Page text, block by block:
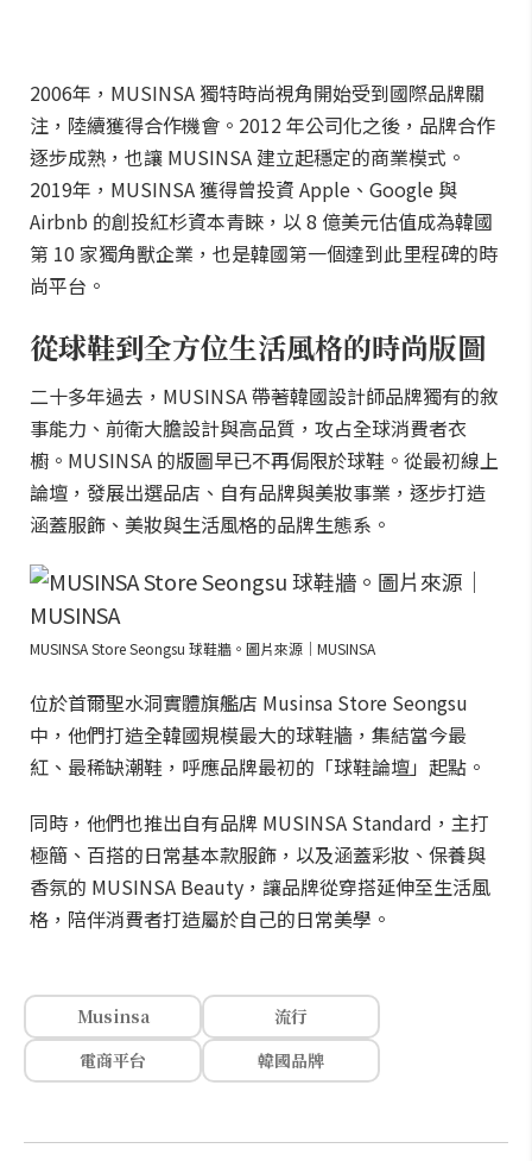
2006年，MUSINSA 獨特時尚視角開始受到國際品牌關
注，陸續獲得合作機會。2012 年公司化之後，品牌合作
逐步成熟，也讓 MUSINSA 建立起穩定的商業模式。
2019年，MUSINSA 獲得曾投資 Apple、Google 與
Airbnb 的創投紅杉資本青睞，以 8 億美元估值成為韓國
第 10 家獨角獸企業，也是韓國第一個達到此里程碑的時
尚平台。
從球鞋到全方位生活風格的時尚版圖
二十多年過去，MUSINSA 帶著韓國設計師品牌獨有的敘
事能力、前衛大膽設計與高品質，攻占全球消費者衣
櫥。MUSINSA 的版圖早已不再侷限於球鞋。從最初線上
論壇，發展出選品店、自有品牌與美妝事業，逐步打造
涵蓋服飾、美妝與生活風格的品牌生態系。
MUSINSA Store Seongsu 球鞋牆。圖片來源｜MUSINSA
位於首爾聖水洞實體旗艦店 Musinsa Store Seongsu
中，他們打造全韓國規模最大的球鞋牆，集結當今最
紅、最稀缺潮鞋，呼應品牌最初的「球鞋論壇」起點。
同時，他們也推出自有品牌 MUSINSA Standard，主打
極簡、百搭的日常基本款服飾，以及涵蓋彩妝、保養與
香氛的 MUSINSA Beauty，讓品牌從穿搭延伸至生活風
格，陪伴消費者打造屬於自己的日常美學。
Musinsa
流行
電商平台
韓國品牌